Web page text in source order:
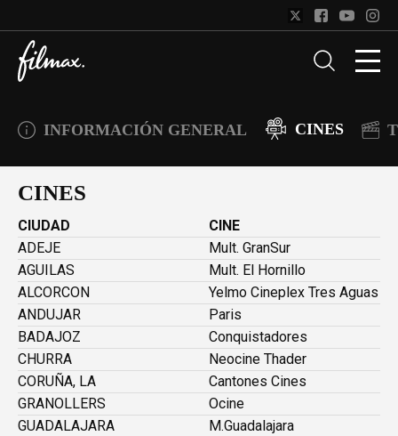
INFORMACIÓN GENERAL CINES
CINES
CIUDAD
CINE
ADEJE
Mult. GranSur
AGUILAS
Mult. El Hornillo
ALCORCON
Yelmo Cineplex Tres Aguas
ANDUJAR
Paris
BADAJOZ
Conquistadores
CHURRA
Neocine Thader
CORUÑA, LA
Cantones Cines
GRANOLLERS
Ocine
GUADALAJARA
M.Guadalajara